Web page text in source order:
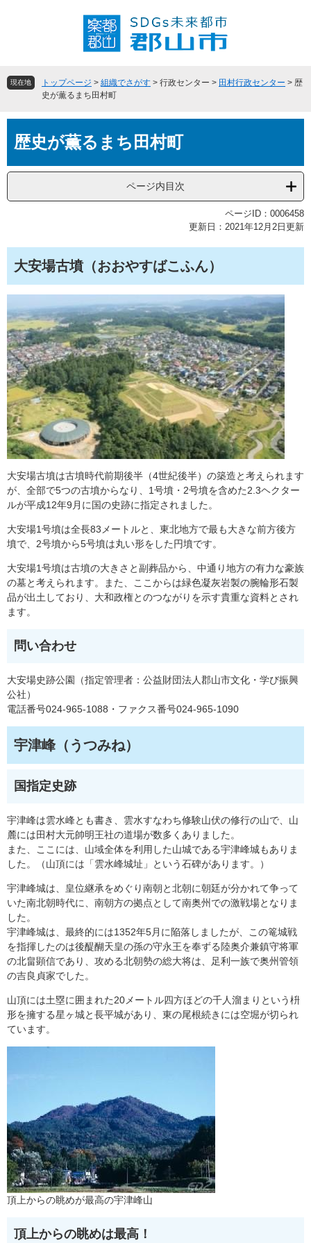
頭
飛
へ
現在地 トップページ > 組織でさがす > 行政センター > 田村行政センター > 歴
史が薫るまち田村町
文歴史が薫るまち田村町
ページ内目次
ページID：0006458
更新日：2021年12月2日更新
大安場古墳（おおやすばこふん）
大安場古墳は古墳時代前期後半（4世紀後半）の築造と考えられます
が、全部で5つの古墳からなり、1号墳・2号墳を含めた2.3ヘクター
ルが平成12年9月に国の史跡に指定されました。
大安場1号墳は全長83メートルと、東北地方で最も大きな前方後方
墳で、2号墳から5号墳は丸い形をした円墳です。
大安場1号墳は古墳の大きさと副葬品から、中通り地方の有力な豪族
の墓と考えられます。また、ここからは緑色凝灰岩製の腕輪形石製
品が出土しており、大和政権とのつながりを示す貴重な資料とされ
ます。
問い合わせ
大安場史跡公園（指定管理者：公益財団法人郡山市文化・学び振興
公社）
電話番号024-965-1088・ファクス番号024-965-1090
宇津峰（うつみね）
国指定史跡
宇津峰は雲水峰とも書き、雲水すなわち修験山伏の修行の山で、山
麓には田村大元帥明王社の道場が数多くありました。
また、ここには、山域全体を利用した山城である宇津峰城もありま
した。（山頂には「雲水峰城址」という石碑があります。）
宇津峰城は、皇位継承をめぐり南朝と北朝に朝廷が分かれて争って
いた南北朝時代に、南朝方の拠点として南奥州での激戦場となりま
した。
宇津峰城は、最終的には1352年5月に陥落しましたが、この篭城戦
を指揮したのは後醍醐天皇の孫の守永王を奉ずる陸奥介兼鎮守将軍
の北畠顕信であり、攻める北朝勢の総大将は、足利一族で奥州管領
の吉良貞家でした。
山頂には土塁に囲まれた20メートル四方ほどの千人溜まりという枡
形を擁する星ヶ城と長平城があり、東の尾根続きには空堀が切られ
ています。
頂上からの眺めが最高の宇津峰山
頂上からの眺めは最高！